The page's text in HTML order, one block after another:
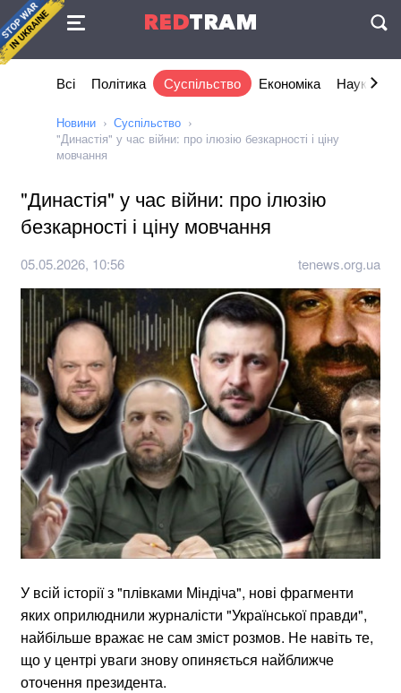
REDTRAM
Угода
Всі Політика Суспільство Економіка Наука та
Новини
Суспільство
"Династія" у час війни: про ілюзію безкарності і ціну
мовчання
"Династія" у час війни: про ілюзію
безкарності і ціну мовчання
05.05.2026, 10:56 tenews.org.ua
У всій історії з "плівками Міндіча", нові фрагменти
яких оприлюднили журналісти "Української правди",
найбільше вражає не сам зміст розмов. Не навіть те,
що у центрі уваги знову опиняється найближче
оточення президента.